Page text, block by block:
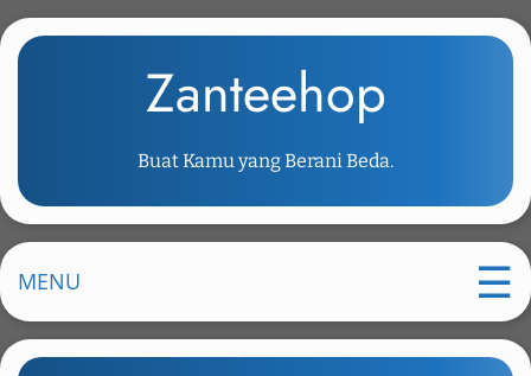
k
m
i
n
o
Zanteehop
Buat Kamu yang Berani Beda.
MENU